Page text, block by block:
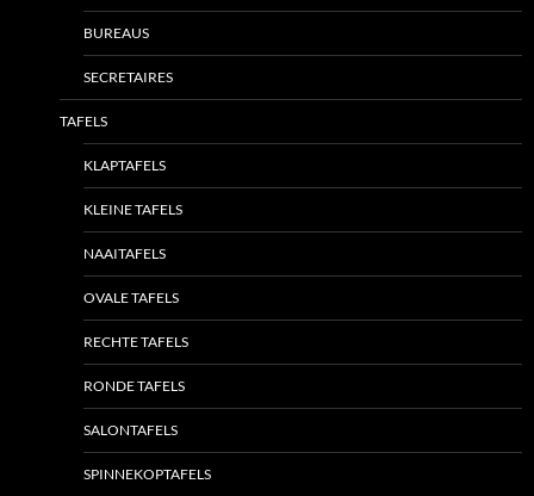
BUREAUS
SECRETAIRES
TAFELS
KLAPTAFELS
KLEINE TAFELS
NAAITAFELS
OVALE TAFELS
RECHTE TAFELS
RONDE TAFELS
SALONTAFELS
SPINNEKOPTAFELS